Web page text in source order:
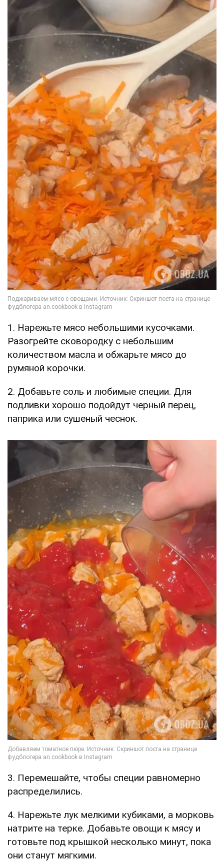
1. Нарежьте мясо небольшими кусочками.
Разогрейте сковородку с небольшим
количеством масла и обжарьте мясо до
румяной корочки.
2. Добавьте соль и любимые специи. Для
подливки хорошо подойдут черный перец,
паприка или сушеный чеснок.
3. Перемешайте, чтобы специи равномерно
распределились.
4. Нарежьте лук мелкими кубиками, а морковь
натрите на терке. Добавьте овощи к мясу и
готовьте под крышкой несколько минут, пока
они станут мягкими.